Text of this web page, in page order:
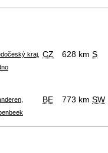
kraj,
CZ 628 km S
BE 773 km SW